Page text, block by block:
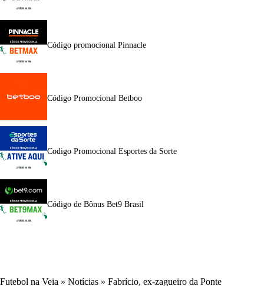
Código promocional Pinnacle
Código Promocional Betboo
Codigo Promocional Esportes da Sorte
Código de Bônus Bet9 Brasil
Futebol na Veia » Notícias » Fabrício, ex-zagueiro da Ponte